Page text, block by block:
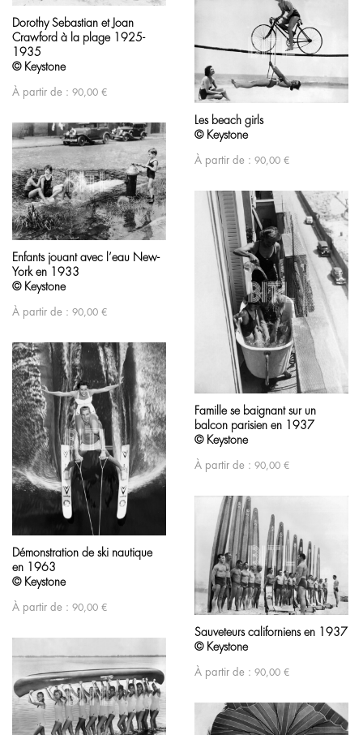
Dorothy Sebastian et Joan
Crawford à la plage 1925-
1935
© Keystone
À partir de : 90,00 €
Les beach girls
© Keystone
À partir de : 90,00 €
Enfants jouant avec l’eau New-
York en 1933
© Keystone
À partir de : 90,00 €
Famille se baignant sur un
balcon parisien en 1937
© Keystone
À partir de : 90,00 €
Démonstration de ski nautique
en 1963
© Keystone
À partir de : 90,00 €
Sauveteurs californiens en 1937
© Keystone
À partir de : 90,00 €